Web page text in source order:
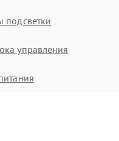
подсветки
управления